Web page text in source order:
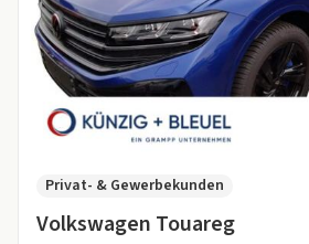
Volkswagen Touareg
Privat- & Gewerbekunden